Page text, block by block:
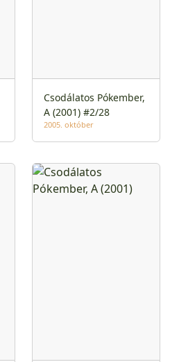
Csodálatos Pókember,
A (2001) #2/28
2005. október